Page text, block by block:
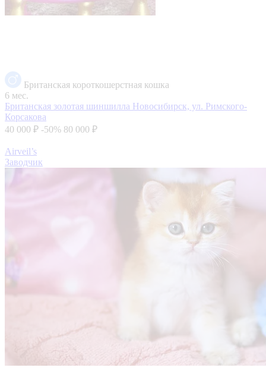
Британская короткошерстная кошка
6 мес.
Британская золотая шиншилла Новосибирск, ул. Римского-
Корсакова
40 000 ₽ -50% 80 000 ₽
Airveil’s
Заводчик